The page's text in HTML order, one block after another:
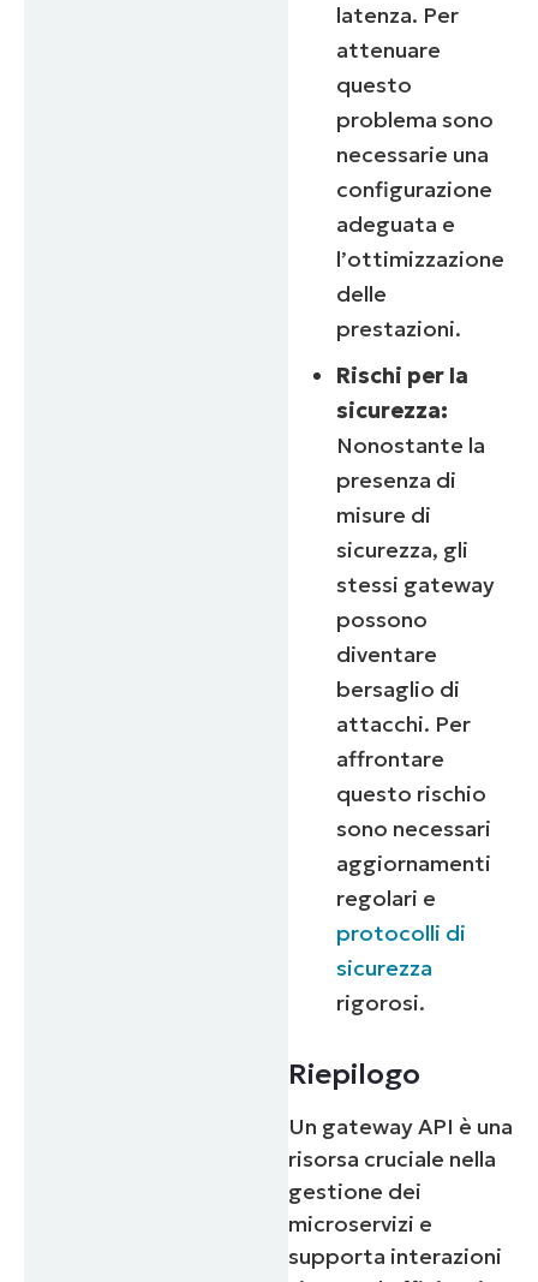
latenza. Per
attenuare
questo
problema sono
necessarie una
configurazione
adeguata e
l’ottimizzazione
delle
prestazioni.
Rischi per la
sicurezza:
Nonostante la
presenza di
misure di
sicurezza, gli
stessi gateway
possono
diventare
bersaglio di
attacchi. Per
affrontare
questo rischio
sono necessari
aggiornamenti
regolari e
protocolli di
sicurezza
rigorosi.
Riepilogo
Un gateway API è una
risorsa cruciale nella
gestione dei
microservizi e
supporta interazioni
Nessuna carta di credito richiesta, accesso
completo a tutte le funzionalità